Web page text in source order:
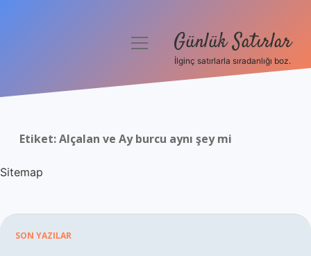
Yasal Uyarı
Hakkımızda
menüyü Günlük Satırlar
İlginç satırlarla sıradanlığı boz.
Etiket:Alçalan ve Ay burcu aynı şey mi
Sitemap
Sidebar
SON YAZILAR